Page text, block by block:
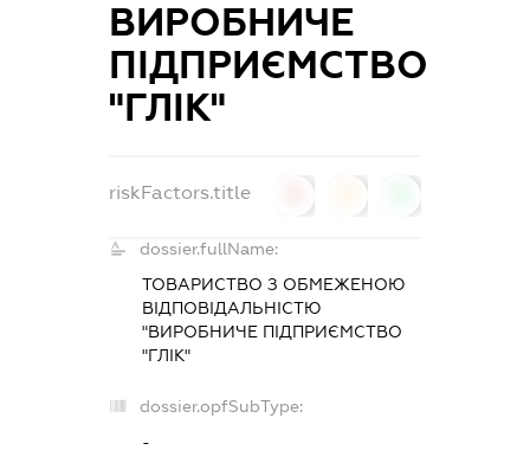
ВИРОБНИЧЕ
ПІДПРИЄМСТВО
"ГЛІК"
riskFactors.title
dossier.fullName:
ТОВАРИСТВО З ОБМЕЖЕНОЮ
ВІДПОВІДАЛЬНІСТЮ
"ВИРОБНИЧЕ ПІДПРИЄМСТВО
"ГЛІК"
dossier.opfSubType:
-